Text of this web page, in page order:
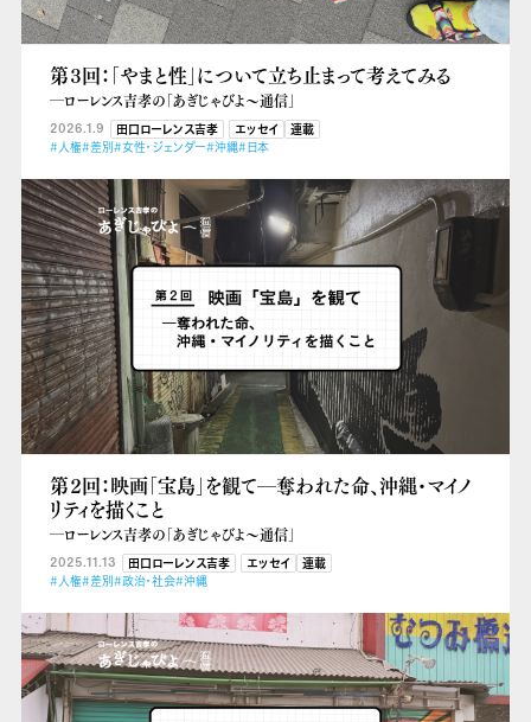
第３回：「やまと性」について立ち止まって考えてみる
―ローレンス吉孝の「あぎじゃびよ〜通信」
2026.1.9 田口ローレンス吉孝 エッセイ
連載
#人権#差別#女性・ジェンダー#沖縄#日本
第２回：映画「宝島」を観て―奪われた命、沖縄・マイノ
リティを描くこと
―ローレンス吉孝の「あぎじゃびよ〜通信」
2025.11.13 田口ローレンス吉孝 エッセイ
連載
#人権#差別#政治・社会#沖縄